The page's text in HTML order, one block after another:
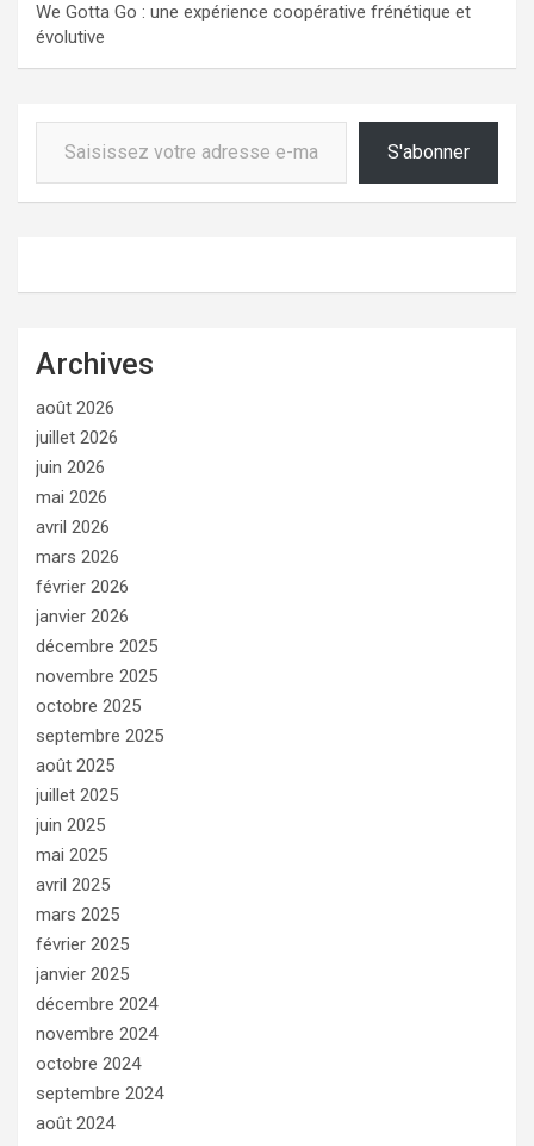
We Gotta Go : une expérience coopérative frénétique et
évolutive
Saisissez votre adresse e-mail…
S'abonner
Archives
août 2026
juillet 2026
juin 2026
mai 2026
avril 2026
mars 2026
février 2026
janvier 2026
décembre 2025
novembre 2025
octobre 2025
septembre 2025
août 2025
juillet 2025
juin 2025
mai 2025
avril 2025
mars 2025
février 2025
janvier 2025
décembre 2024
novembre 2024
octobre 2024
septembre 2024
août 2024